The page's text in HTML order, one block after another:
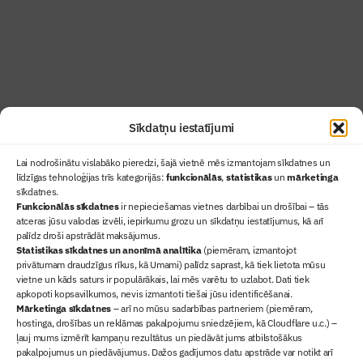
Sīkdatņu iestatījumi
Lai nodrošinātu vislabāko pieredzi, šajā vietnē mēs izmantojam sīkdatnes un
līdzīgas tehnoloģijas trīs kategorijās: funkcionālās, statistikasunmārketinga
sīkdatnes.
Funkcionālās sīkdatnesir nepieciešamas vietnes darbībai un drošībai – tās
atceras jūsu valodas izvēli, iepirkumu grozu un sīkdatņu iestatījumus, kā arī
palīdz droši apstrādāt maksājumus.
Statistikas sīkdatnes un anonīmā analītika(piemēram, izmantojot
privātumam draudzīgus rīkus, kā Umami) palīdz saprast, kā tiek lietota mūsu
vietne un kāds saturs ir populārākais, lai mēs varētu to uzlabot. Dati tiek
apkopoti kopsavilkumos, nevis izmantoti tiešai jūsu identificēšanai.
Mārketinga sīkdatnes – arī no mūsu sadarbības partneriem (piemēram,
hostinga, drošības un reklāmas pakalpojumu sniedzējiem, kā Cloudflare u.c.) –
ļauj mums izmērīt kampaņu rezultātus un piedāvāt jums atbilstošākus
pakalpojumus un piedāvājumus. Dažos gadījumos datu apstrāde var notikt arī
Ziņas
Sertifikācija
Žurnāls "Būvinženieris"
Būvindustrijas balvas
Par mums
+371 67845910
+371 26461816